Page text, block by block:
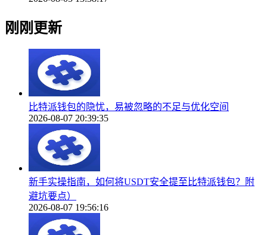
刚刚更新
比特派钱包的隐忧，易被忽略的不足与优化空间
2026-08-07 20:39:35
新手实操指南，如何将USDT安全提至比特派钱包？附
避坑要点）
2026-08-07 19:56:16